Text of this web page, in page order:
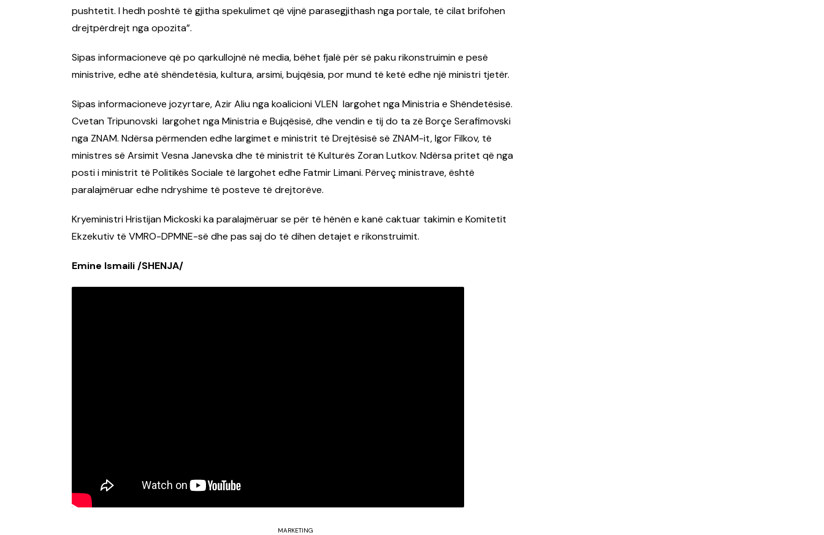
pushtetit. I hedh poshtë të gjitha spekulimet që vijnë parasegjithash nga portale, të cilat brifohen
drejtpërdrejt nga opozita”.
Sipas informacioneve që po qarkullojnë në media, bëhet fjalë për së paku rikonstruimin e pesë
ministrive, edhe atë shëndetësia, kultura, arsimi, bujqësia, por mund të ketë edhe një ministri tjetër.
Sipas informacioneve jozyrtare, Azir Aliu nga koalicioni VLEN largohet nga Ministria e Shëndetësisë.
Cvetan Tripunovski largohet nga Ministria e Bujqësisë, dhe vendin e tij do ta zë Borçe Serafimovski
nga ZNAM. Ndërsa përmenden edhe largimet e ministrit të Drejtësisë së ZNAM-it, Igor Filkov, të
ministres së Arsimit Vesna Janevska dhe të ministrit të Kulturës Zoran Lutkov. Ndërsa pritet që nga
posti i ministrit të Politikës Sociale të largohet edhe Fatmir Limani. Përveç ministrave, është
paralajmëruar edhe ndryshime të posteve të drejtorëve.
Kryeministri Hristijan Mickoski ka paralajmëruar se për të hënën e kanë caktuar takimin e Komitetit
Ekzekutiv të VMRO-DPMNE-së dhe pas saj do të dihen detajet e rikonstruimit.
Emine Ismaili /SHENJA/
MARKETING